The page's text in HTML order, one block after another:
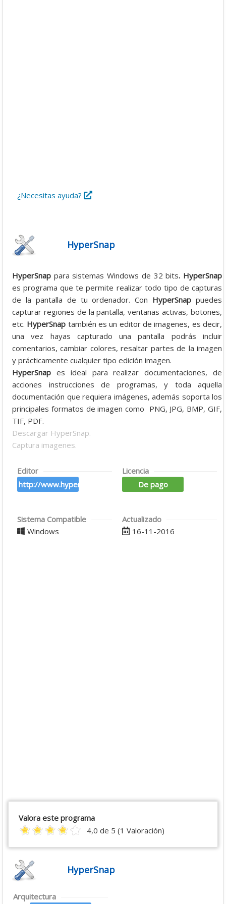
¿Necesitas ayuda?
HyperSnap
HyperSnap para sistemas Windows de 32 bits. HyperSnap
es programa que te permite realizar todo tipo de capturas
de la pantalla de tu ordenador. Con HyperSnap puedes
capturar regiones de la pantalla, ventanas activas, botones,
etc. HyperSnap también es un editor de imagenes, es decir,
una vez hayas capturado una pantalla podrás incluir
comentarios, cambiar colores, resaltar partes de la imagen
y prácticamente cualquier tipo edición imagen.
HyperSnap es ideal para realizar documentaciones, de
acciones instrucciones de programas, y toda aquella
documentación que requiera imágenes, además soporta los
principales formatos de imagen como PNG, JPG, BMP, GIF,
TIF, PDF.
Descargar HyperSnap.
Captura imagenes.
Editor
http://www.hyperionics.com/
Licencia
De pago
Sistema Compatible
Windows
Actualizado
16-11-2016
Valora este programa
4,0 de 5 (1 Valoración)
HyperSnap
Arquitectura